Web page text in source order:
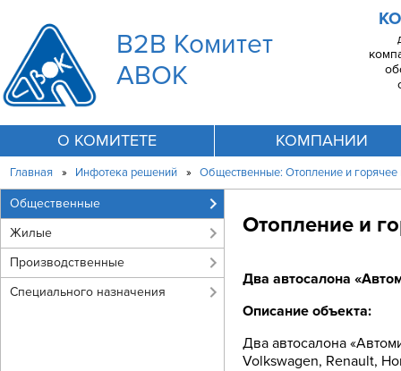
B2B Комитет
АВОК
О КОМИТЕТЕ КОМПАНИИ
Главная » Инфотека решений » Общественные: Отопление и
Общественные
Жилые
Производственные
Специального назначения
Отопление и
Два автосалона
Описание объекта:
Два автосалона
Volkswagen, Renault,